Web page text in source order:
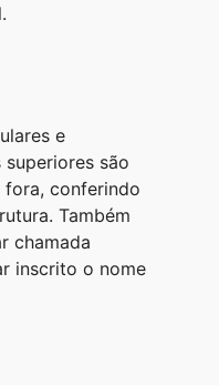
e
superiores são
conferindo
Também
chamada
inscrito o nome